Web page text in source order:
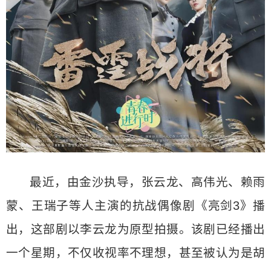
最近，由金沙执导，张云龙、高伟光、赖雨
蒙、王瑞子等人主演的抗战偶像剧《亮剑3》播
出，这部剧以李云龙为原型拍摄。该剧已经播出
一个星期，不仅收视率不理想，甚至被认为是胡